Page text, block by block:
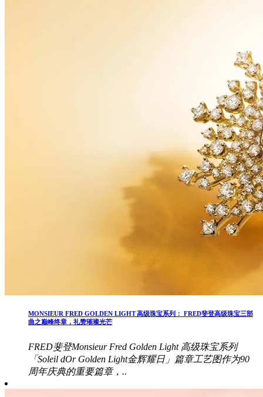
MONSIEUR FRED GOLDEN LIGHT 高级珠宝系列： FRED斐登高级珠宝三部
曲之巅峰终章，礼赞璀璨光芒
FRED斐登Monsieur Fred Golden Light 高级珠宝系列
「Soleil dOr Golden Light金辉耀日」篇章工艺图作为90
周年庆典的重要篇章，..